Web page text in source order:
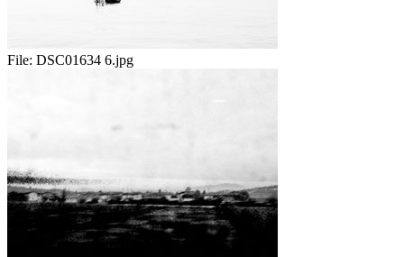
File: DSC01634 6.jpg